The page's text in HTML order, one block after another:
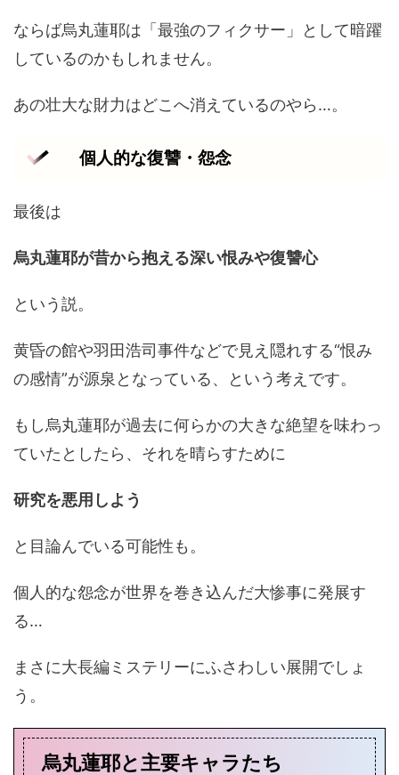
ならば烏丸蓮耶は「最強のフィクサー」として暗躍
しているのかもしれません。
あの壮大な財力はどこへ消えているのやら…。
個人的な復讐・怨念
最後は
烏丸蓮耶が昔から抱える深い恨みや復讐心
という説。
黄昏の館や羽田浩司事件などで見え隠れする“恨み
の感情”が源泉となっている、という考えです。
もし烏丸蓮耶が過去に何らかの大きな絶望を味わっ
ていたとしたら、それを晴らすために
研究を悪用しよう
と目論んでいる可能性も。
個人的な怨念が世界を巻き込んだ大惨事に発展す
る…
まさに大長編ミステリーにふさわしい展開でしょ
う。
烏丸蓮耶と主要キャラたち